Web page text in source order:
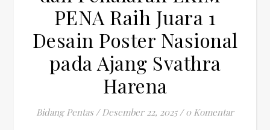
PENA Raih Juara 1
Desain Poster Nasional
pada Ajang Svathra
Harena
Bidang Pentas / Desember 22, 2025 / 0 Komentar